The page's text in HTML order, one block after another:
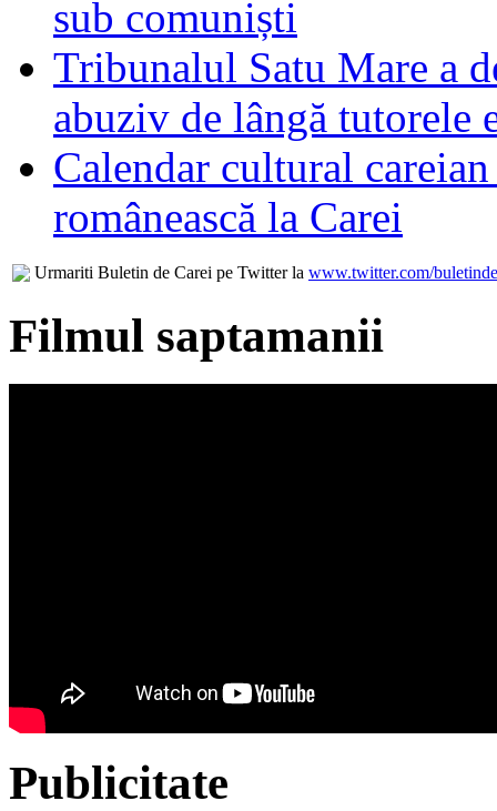
sub comuniști
Tribunalul Satu Mare a
abuziv de lângă tutorele
Calendar cultural
românească la Carei
Urmariti Buletin de Carei pe Twitter la www.twitter.com/
Filmul saptamanii
Publicitate